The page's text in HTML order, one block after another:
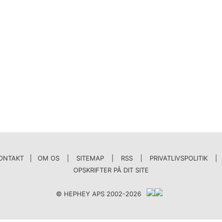
| OM OS SITEMAP RSS PRIVATLIVSPOLITIK
OPSKRIFTER PÅ DIT SITE
© HEPHEY APS 2002-2026